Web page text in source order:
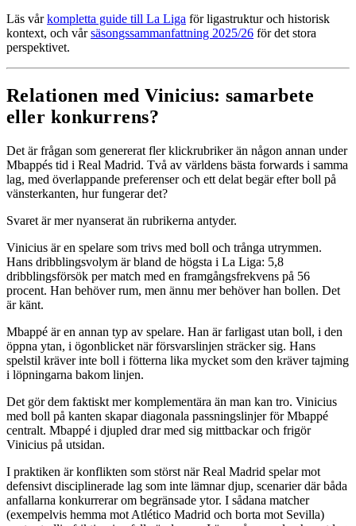
Läs vårkompletta guide till La Liga för ligastruktur och historisk
kontext, och vårsäsongssammanfattning 2025/26 för det stora
perspektivet.
Relationen med Vinicius: samarbete
eller konkurrens?
Det är frågan som genererat fler klickrubriker än någon annan under
Mbappés tid i Real Madrid. Två av världens bästa forwards i samma
lag, med överlappande preferenser och ett delat begär efter boll på
vänsterkanten, hur fungerar det?
Svaret är mer nyanserat än rubrikerna antyder.
Vinicius är en spelare som trivs med boll och trånga utrymmen.
Hans dribblingsvolym är bland de högsta i La Liga: 5,8
dribblingsförsök per match med en framgångsfrekvens på 56
procent. Han behöver rum, men ännu mer behöver han bollen. Det
är känt.
Mbappé är en annan typ av spelare. Han är farligast utan boll, i den
öppna ytan, i ögonblicket när försvarslinjen sträcker sig. Hans
spelstil kräver inte boll i fötterna lika mycket som den kräver tajming
i löpningarna bakom linjen.
Det gör dem faktiskt mer komplementära än man kan tro. Vinicius
med boll på kanten skapar diagonala passningslinjer för Mbappé
centralt. Mbappé i djupled drar med sig mittbackar och frigör
Vinicius på utsidan.
I praktiken är konflikten som störst när Real Madrid spelar mot
defensivt disciplinerade lag som inte lämnar djup, scenarier där båda
anfallarna konkurrerar om begränsade ytor. I sådana matcher
(exempelvis hemma mot Atlético Madrid och borta mot Sevilla)